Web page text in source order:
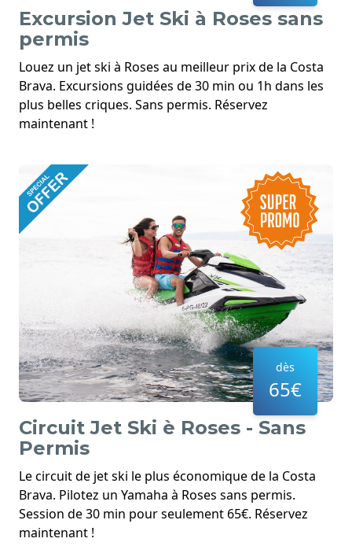
Excursion Jet Ski à Roses sans
permis
Louez un jet ski à Roses au meilleur prix de la Costa
Brava. Excursions guidées de 30 min ou 1h dans les
plus belles criques. Sans permis. Réservez
maintenant !
dès
65€
Circuit Jet Ski è Roses - Sans
Permis
Le circuit de jet ski le plus économique de la Costa
Brava. Pilotez un Yamaha à Roses sans permis.
Session de 30 min pour seulement 65€. Réservez
maintenant !